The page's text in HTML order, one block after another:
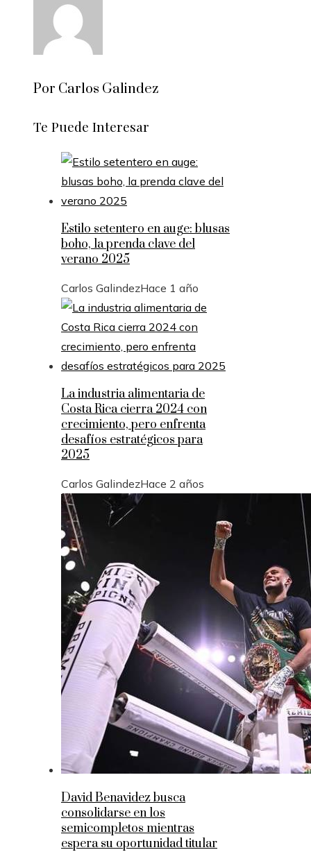
Por Carlos Galindez
Te Puede Interesar
Estilo setentero en auge: blusas
boho, la prenda clave del
verano 2025
Carlos GalindezHace 1 año
La industria alimentaria de
Costa Rica cierra 2024 con
crecimiento, pero enfrenta
desafíos estratégicos para
2025
Carlos GalindezHace 2 años
David Benavidez busca
consolidarse en los
semicompletos mientras
espera su oportunidad titular